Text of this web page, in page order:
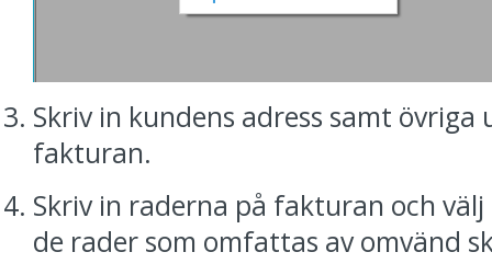
Skriv in kundens adress samt
fakturan.
Skriv in raderna på fakturan och
de rader som omfattas av omvänd